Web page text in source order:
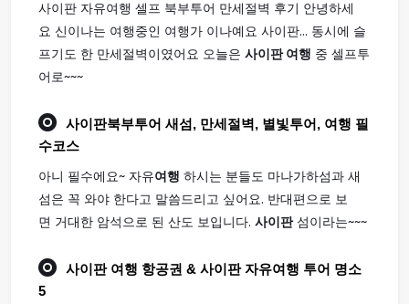
사이판 자유여행 셀프 북부투어 만세절벽 후기 안녕하세
요 신이나는 여행중인 여행가 이나예요 사이판... 동시에 슬
프기도 한 만세절벽이였어요 오늘은 사이판 여행 중 셀프투
어로~~~
사이판북부투어 새섬, 만세절벽, 별빛투어, 여행 필
수코스
아니 필수에요~ 자유여행 하시는 분들도 마나가하섬과 새
섬은 꼭 와야 한다고 말씀드리고 싶어요. 반대편으로 보
면 거대한 암석으로 된 산도 보입니다. 사이판섬이라는~~~
사이판 여행 항공권 & 사이판 자유여행 투어 명소
5